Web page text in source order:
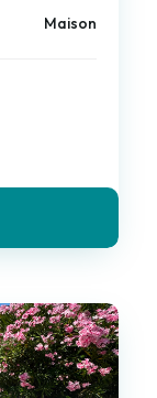
Maison